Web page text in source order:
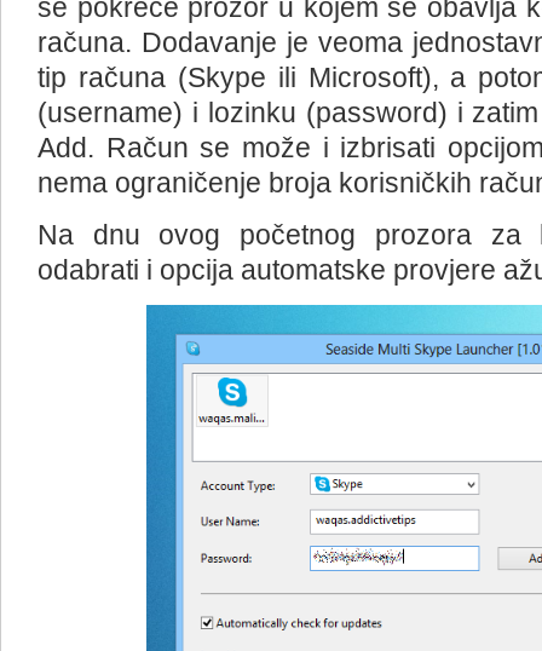
se pokreće prozor u kojem se obavlja
računa. Dodavanje je veoma
tip računa (Skype ili Microsoft), a
(username) i lozinku (password) i
Add. Račun se može i izbrisati
nema ograničenje broja korisničkih
Na dnu ovog početnog prozora za
odabrati i opcija automatske provjere